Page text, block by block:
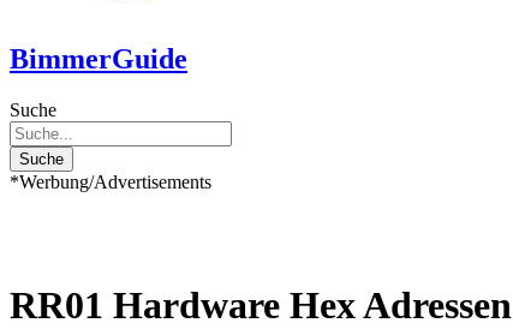
BimmerGuide
Suche
Suche
*Werbung/Advertisements
RR01 Hardware Hex Adressen